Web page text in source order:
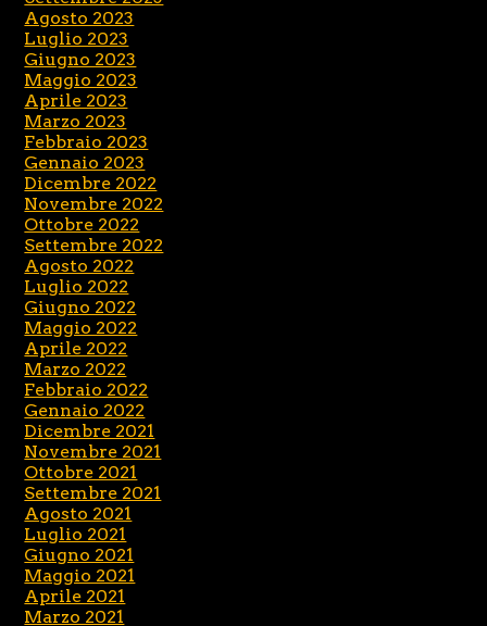
Agosto 2023
Luglio 2023
Giugno 2023
Maggio 2023
Aprile 2023
Marzo 2023
Febbraio 2023
Gennaio 2023
Dicembre 2022
Novembre 2022
Ottobre 2022
Settembre 2022
Agosto 2022
Luglio 2022
Giugno 2022
Maggio 2022
Aprile 2022
Marzo 2022
Febbraio 2022
Gennaio 2022
Dicembre 2021
Novembre 2021
Ottobre 2021
Settembre 2021
Agosto 2021
Luglio 2021
Giugno 2021
Maggio 2021
Aprile 2021
Marzo 2021